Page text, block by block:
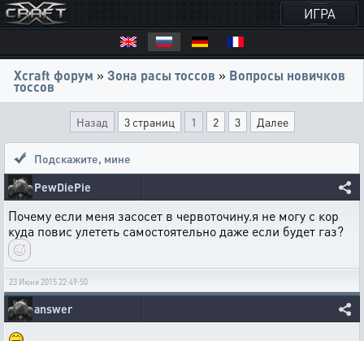
ИГРА
Xcraft форум » Зона расы тоссов » Вопросы новичков
тоссов
Назад 3 страниц 1 2 3 Далее
Подскажите, мине
PewDiePie
Почему если меня засосет в червоточину.я не могу с кор
куда повис улететь самостоятельно даже если будет газ?
23 Июня 2015 22:49:50
answer